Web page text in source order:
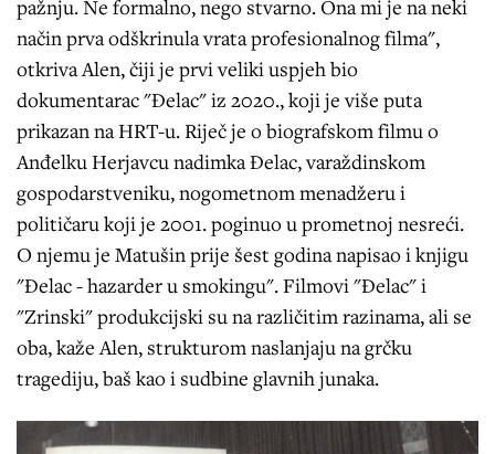
pažnju. Ne formalno, nego stvarno. Ona mi je na neki
način prva odškrinula vrata profesionalnog filma",
otkriva Alen, čiji je prvi veliki uspjeh bio
dokumentarac "Đelac" iz 2020., koji je više puta
prikazan na HRT-u. Riječ je o biografskom filmu o
Anđelku Herjavcu nadimka Đelac, varaždinskom
gospodarstveniku, nogometnom menadžeru i
političaru koji je 2001. poginuo u prometnoj nesreći.
O njemu je Matušin prije šest godina napisao i knjigu
"Đelac - hazarder u smokingu". Filmovi "Đelac" i
"Zrinski" produkcijski su na različitim razinama, ali se
oba, kaže Alen, strukturom naslanjaju na grčku
tragediju, baš kao i sudbine glavnih junaka.